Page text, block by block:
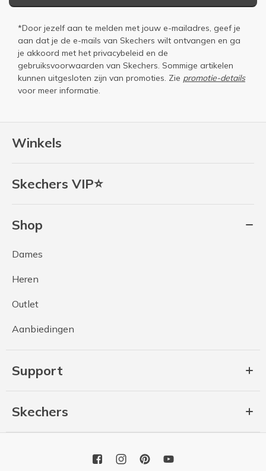
Winkels
Skechers VIP⭐
Shop
Dames
Heren
Outlet
Aanbiedingen
Support
Skechers
*Door jezelf aan te melden met jouw e-mailadres, geef je
aan dat je de e-mails van Skechers wilt ontvangen en ga
je akkoord met het privacybeleid en de
gebruiksvoorwaarden van Skechers. Sommige artikelen
kunnen uitgesloten zijn van promoties. Zie promotie-details
voor meer informatie.